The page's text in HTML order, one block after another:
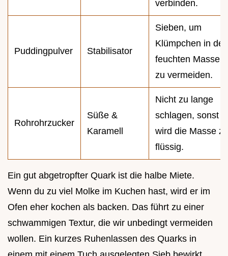
verbinden.
Puddingpulver Stabilisator
Sieben, um
Klümpchen in der
feuchten Masse
zu vermeiden.
Rohrohrzucker
Süße &
Karamell
Nicht zu lange
schlagen, sonst
wird die Masse zu
flüssig.
Ein gut abgetropfter Quark ist die halbe Miete.
Wenn du zu viel Molke im Kuchen hast, wird er im
Ofen eher kochen als backen. Das führt zu einer
schwammigen Textur, die wir unbedingt vermeiden
wollen. Ein kurzes Ruhenlassen des Quarks in